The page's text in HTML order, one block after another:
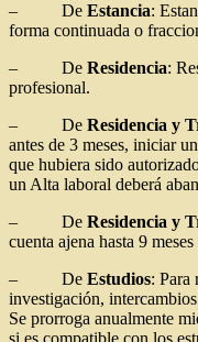
– De Estancia:
forma continuada o
– De Residencia:
profesional.
– De Residencia y
antes de 3 meses, iniciar
que hubiera sido
un Alta laboral deberá
– De Residencia y
cuenta ajena hasta 9
– De Estudios: Para
investigación,
Se prorroga anualmente